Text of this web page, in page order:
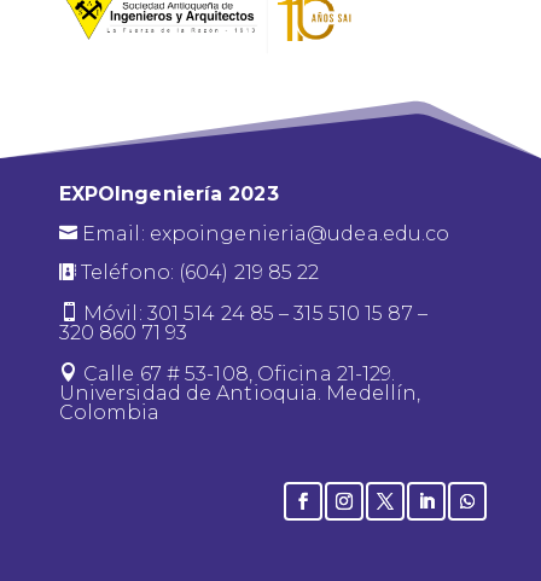
EXPOIngeniería 2023
Email: expoingenieria@udea.edu.co
Teléfono: (604) 219 85 22

Móvil: 301 514 24 85 – 315 510 15 87 –
320 860 71 93
 Calle 67 # 53-108, Oficina 21-129.
Universidad de Antioquia. Medellín,
Colombia